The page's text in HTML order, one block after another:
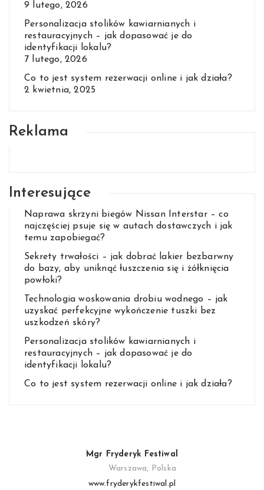
9 lutego, 2026
Personalizacja stolików kawiarnianych i
restauracyjnych – jak dopasować je do
identyfikacji lokalu?
7 lutego, 2026
Co to jest system rezerwacji online i jak działa?
2 kwietnia, 2025
Reklama
Interesujące
Naprawa skrzyni biegów Nissan Interstar – co
najczęściej psuje się w autach dostawczych i jak
temu zapobiegać?
Sekrety trwałości – jak dobrać lakier bezbarwny
do bazy, aby uniknąć łuszczenia się i żółknięcia
powłoki?
Technologia woskowania drobiu wodnego – jak
uzyskać perfekcyjne wykończenie tuszki bez
uszkodzeń skóry?
Personalizacja stolików kawiarnianych i
restauracyjnych – jak dopasować je do
identyfikacji lokalu?
Co to jest system rezerwacji online i jak działa?
Mgr Fryderyk Festiwal
Warszawa, Polska
www.fryderykfestiwal.pl